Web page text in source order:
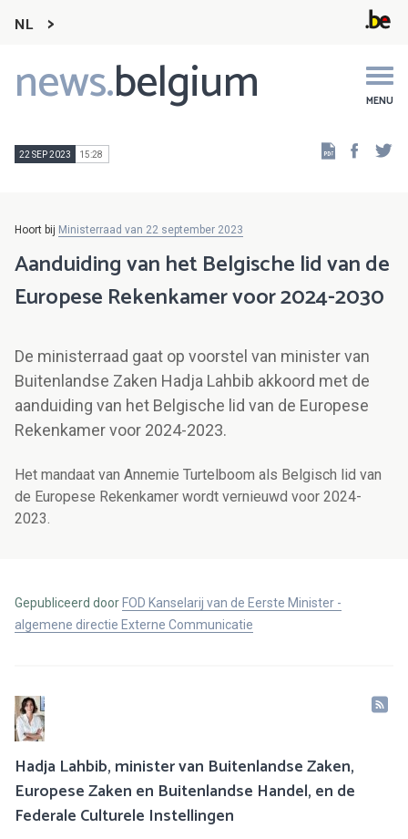
NL
news.belgium MENU
Main
navigation
22 SEP 2023 15:28
Hoort bij Ministerraad van 22 september 2023
Aanduiding van het Belgische lid van de
Europese Rekenkamer voor 2024-2030
De ministerraad gaat op voorstel van minister van
Buitenlandse Zaken Hadja Lahbib akkoord met de
aanduiding van het Belgische lid van de Europese
Rekenkamer voor 2024-2023.
Het mandaat van Annemie Turtelboom als Belgisch lid van
de Europese Rekenkamer wordt vernieuwd voor 2024-
2023.
Gepubliceerd door FOD Kanselarij van de Eerste Minister -
algemene directie Externe Communicatie
Hadja Lahbib, minister van Buitenlandse Zaken,
Europese Zaken en Buitenlandse Handel, en de
Federale Culturele Instellingen